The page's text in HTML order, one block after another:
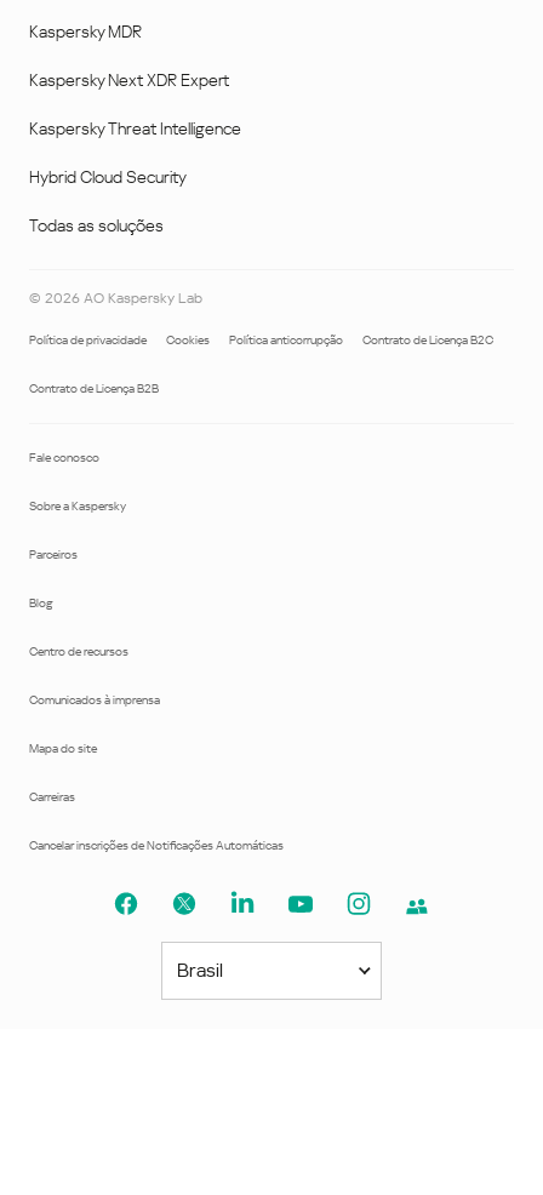
Kaspersky MDR
Kaspersky Next XDR Expert
Kaspersky Threat Intelligence
Hybrid Cloud Security
Todas as soluções
© 2026 AO Kaspersky Lab
Política de privacidade Cookies Política anticorrupção Contrato de Licença B2C
Contrato de Licença B2B
Fale conosco
Sobre a Kaspersky
Parceiros
Blog
Centro de recursos
Comunicados à imprensa
Mapa do site
Carreiras
Cancelar inscrições de Notificações Automáticas
Brasil